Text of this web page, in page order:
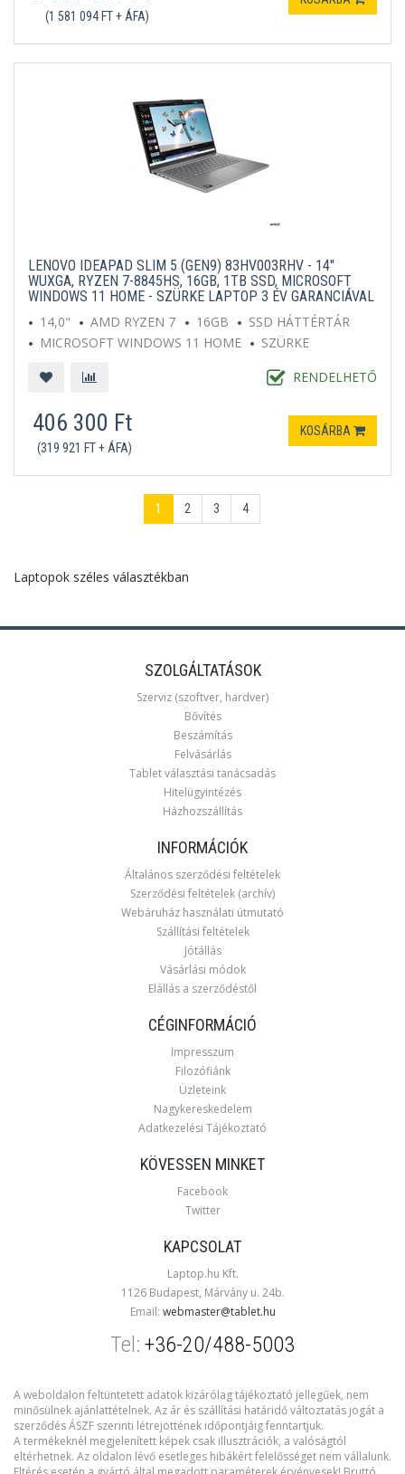
(1 581 094 FT + ÁFA)
LENOVO IDEAPAD SLIM 5 (GEN9) 83HV003RHV - 14"
WUXGA, RYZEN 7-8845HS, 16GB, 1TB SSD, MICROSOFT
WINDOWS 11 HOME - SZÜRKE LAPTOP 3 ÉV GARANCIÁVAL
14,0"
AMD RYZEN 7 16GB
SSD HÁTTÉRTÁR
MICROSOFT WINDOWS 11 HOME
SZÜRKE
RENDELHETŐ
406 300 Ft
(319 921 FT + ÁFA)
KOSÁRBA
1 2 3 4
Laptopok széles választékban
SZOLGÁLTATÁSOK
Szerviz (szoftver, hardver)
Bővítés
Beszámítás
Felvásárlás
Tablet választási tanácsadás
Hitelügyintézés
Házhozszállítás
INFORMÁCIÓK
Általános szerződési feltételek
Szerződési feltételek (archív)
Webáruház használati útmutató
Szállítási feltételek
Jótállás
Vásárlási módok
Elállás a szerződéstől
CÉGINFORMÁCIÓ
Impresszum
Filozófiánk
Üzleteink
Nagykereskedelem
Adatkezelési Tájékoztató
KÖVESSEN MINKET
Facebook
Twitter
KAPCSOLAT
Laptop.hu Kft.
1126 Budapest, Márvány u. 24b.
Email: webmaster@tablet.hu
Tel: +36-20/488-5003
A weboldalon feltüntetett adatok kizárólag tájékoztató jellegűek, nem
minősülnek ajánlattételnek. Az ár és szállítási határidő változtatás jogát a
szerződés ÁSZF szerinti létrejöttének időpontjáig fenntartjuk.
A termékeknél megjelenített képek csak illusztrációk, a valóságtól
eltérhetnek. Az oldalon lévő esetleges hibákért felelősséget nem vállalunk.